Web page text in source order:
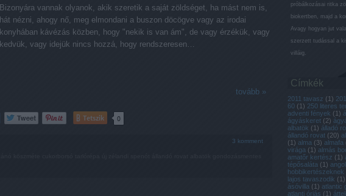
próbálkozásai ritka
biokertben, majd a
Avagy hogyan jut
szerzett tudással a
villáig.
Címkék
2011 tavasz (1)
60 (1) 250 literes
adventi fények (1)
ágyáskeret (2)
albatök (1) álladó
állandó rovat (20)
(1) alma (3) almafa
virága (1) almás
amatőr kertész (1)
tépősaláta (1)
hobbikertészeknek
lajos tavaszodik (1)
ásóvilla (1) atlantic
atlanti óriás (1)
Bizonyára vannak olyanok, akik szeretik a saját zöldséget, ha mást nem is,
hát nézni, ahogy nő, meg elmondani a buszon döcögve vagy az irodai
konyhában kávézás közben, hogy "nekik is van ám", de vagy érzékük, vagy
kedvük, vagy idejük nincs hozzá, hogy rendszeresen…
tovább »
Tetszik 0
3 komment